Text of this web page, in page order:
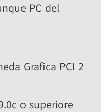
PC del
Grafica PCI 2
o superiore